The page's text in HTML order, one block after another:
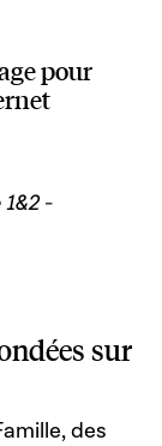
pour
-
sur
des